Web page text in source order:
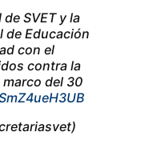
SVET y la
de Educación
con el
contra la
marco del 30